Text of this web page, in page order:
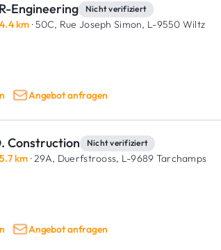
Engineering Nicht verifiziert
4.4 km · 50C, Rue Joseph Simon, L-9550 Wiltz
Angebot anfragen
Construction Nicht verifiziert
5.7 km · 29A, Duerfstrooss, L-9689 Tarchamps
Angebot anfragen